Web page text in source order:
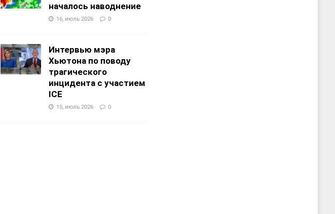
началось наводнение
16, июль 2026 0
Интервью мэра
Хьютона по поводу
трагического
инцидента с участием
ICE
15, июль 2026 0